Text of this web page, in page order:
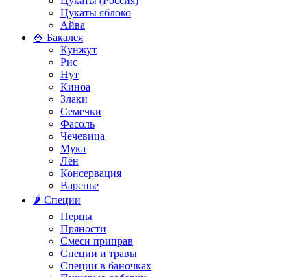
Цукаты яблоко
Айва
🍚 Бакалея
Кунжут
Рис
Нут
Киноа
Злаки
Семечки
Фасоль
Чечевица
Мука
Лён
Консервация
Варенье
🌶️ Специи
Перцы
Пряности
Смеси приправ
Специи и травы
Специи в баночках